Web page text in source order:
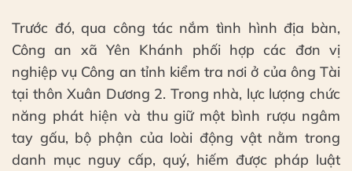
Trước đó, qua công tác nắm tình hình địa bàn,
Công an xã Yên Khánh phối hợp các đơn vị
nghiệp vụ Công an tỉnh kiểm tra nơi ở của ông Tài
tại thôn Xuân Dương 2. Trong nhà, lực lượng chức
năng phát hiện và thu giữ một bình rượu ngâm
tay gấu, bộ phận của loài động vật nằm trong
danh mục nguy cấp, quý, hiếm được pháp luật